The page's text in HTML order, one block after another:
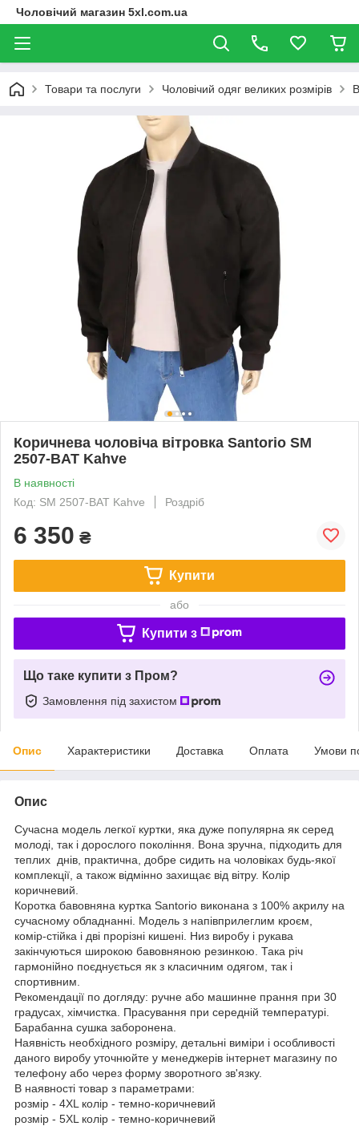
Чоловічий магазин 5xl.com.ua
Товари та послуги Чоловічий одяг великих розмірів
Коричнева чоловіча вітровка Santorio SM
2507-BAT Kahve
В наявності
Код: SM 2507-BAT Kahve
Роздріб
6 350 ₴
Купити
або
Купити з
Що таке купити з Пром?
Замовлення під захистом
Опис Характеристики Доставка Оплата Умови
Опис
Сучасна модель легкої куртки, яка дуже популярна як серед
молоді, так і дорослого покоління. Вона зручна, підходить для
теплих днів, практична, добре сидить на чоловіках будь-якої
комплекції, а також відмінно захищає від вітру. Колір
коричневий.
Коротка бавовняна куртка Santorio виконана з 100% акрилу на
сучасному обладнанні. Модель з напівприлеглим кроєм,
комір-стійка і дві прорізні кишені. Низ виробу і рукава
закінчуються широкою бавовняною резинкою. Така річ
гармонійно поєднується як з класичним одягом, так і
спортивним.
Рекомендації по догляду: ручне або машинне прання при 30
градусах, хімчистка. Прасування при середній температурі.
Барабанна сушка заборонена.
Наявність необхідного розміру, детальні виміри і особливості
даного виробу уточнюйте у менеджерів інтернет магазину по
телефону або через форму зворотного зв'язку.
В наявності товар з параметрами:
розмір - 4XL колір - темно-коричневий
розмір - 5XL колір - темно-коричневий